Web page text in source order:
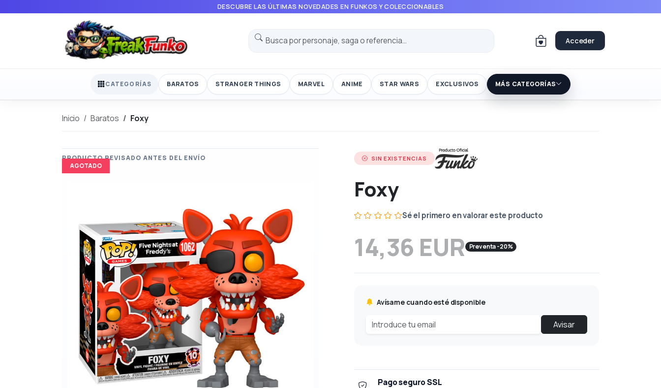
DESCUBRE LAS ÚLTIMAS NOVEDADES EN FUNKOS Y COLECCIONABLES
Acceder
CATEGORÍAS BARATOS STRANGER THINGS MARVEL ANIME STAR WARS EXCLUSIVOS MÁS CATEGORÍAS
Inicio Baratos Foxy
AGOTADO
SIN EXISTENCIAS
Foxy
Sé el primero en valorar este producto
14,36 EUR Preventa -20%
Avísame cuando esté disponible
Avisar
Pago seguro SSL